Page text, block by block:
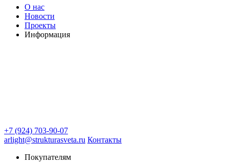
О нас
Новости
Проекты
Информация
+7 (924) 703-90-07
arlight@strukturasveta.ru Контакты
Покупателям